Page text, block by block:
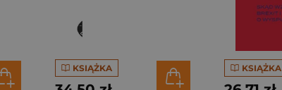
KSIĄŻKA KSIĄŻKA